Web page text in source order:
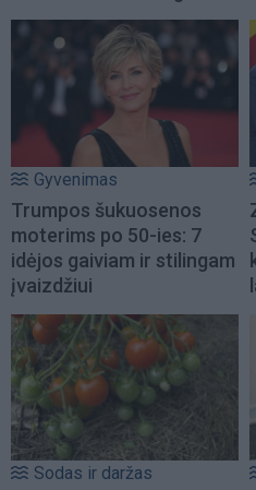
Gyvenimas
Trumpos šukuosenos
moterims po 50-ies: 7
idėjos gaiviam ir stilingam
įvaizdžiui
Sodas ir daržas